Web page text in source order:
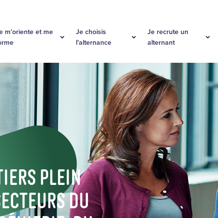
m'oriente et me
Je choisis
l'alternance
Je recrute un
alternant
plein
du